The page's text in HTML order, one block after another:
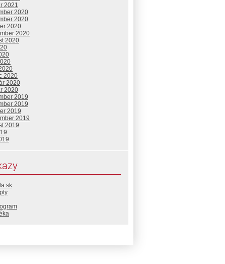
2021
2020
2020
2020
2020
2020
2020
2020
2020
2019
2019
2019
2019
2019